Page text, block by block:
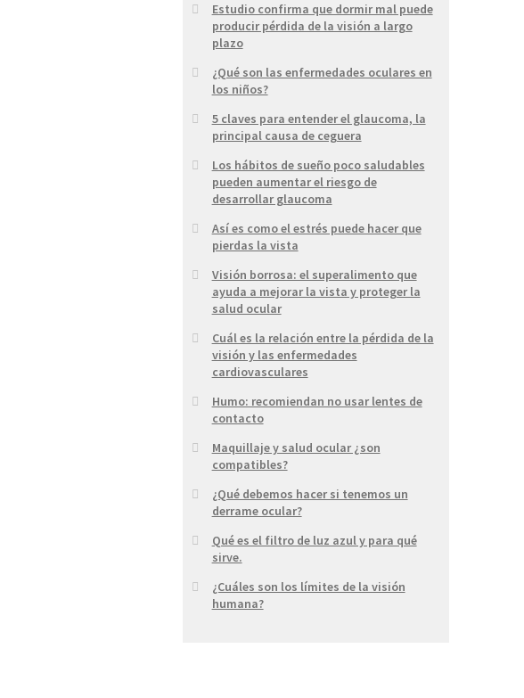
Estudio confirma que dormir mal puede
producir pérdida de la visión a largo
plazo
¿Qué son las enfermedades oculares en
los niños?
5 claves para entender el glaucoma, la
principal causa de ceguera
Los hábitos de sueño poco saludables
pueden aumentar el riesgo de
desarrollar glaucoma
Así es como el estrés puede hacer que
pierdas la vista
Visión borrosa: el superalimento que
ayuda a mejorar la vista y proteger la
salud ocular
Cuál es la relación entre la pérdida de la
visión y las enfermedades
cardiovasculares
Humo: recomiendan no usar lentes de
contacto
Maquillaje y salud ocular ¿son
compatibles?
¿Qué debemos hacer si tenemos un
derrame ocular?
Qué es el filtro de luz azul y para qué
sirve.
¿Cuáles son los límites de la visión
humana?